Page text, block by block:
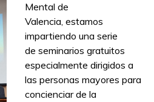
Mental de
Valencia, estamos
impartiendo una serie
de seminarios gratuitos
especialmente dirigidos a
las personas mayores para
concienciar de la